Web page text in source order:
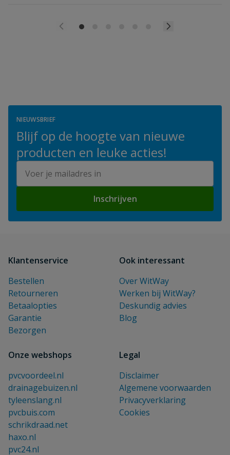
NIEUWSBRIEF
Blijf op de hoogte van nieuwe
producten en leuke acties!
Inschrijven
Klantenservice
Bestellen
Retourneren
Betaalopties
Garantie
Bezorgen
Ook interessant
Over WitWay
Werken bij WitWay?
Deskundig advies
Blog
Onze webshops
pvcvoordeel.nl
drainagebuizen.nl
tyleenslang.nl
pvcbuis.com
schrikdraad.net
haxo.nl
pvc24.nl
Legal
Disclaimer
Algemene voorwaarden
Privacyverklaring
Cookies